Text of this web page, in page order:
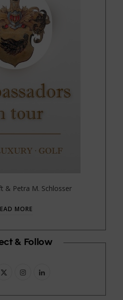
& Petra M. Schlosser
MORE
& Follow
I
L